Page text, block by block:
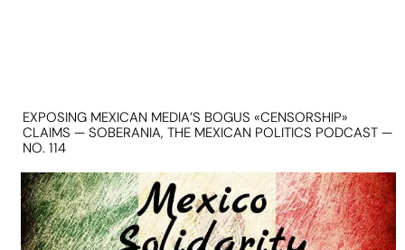
EXPOSING MEXICAN MEDIA’S BOGUS «CENSORSHIP»
CLAIMS — SOBERANIA, THE MEXICAN POLITICS PODCAST —
NO. 114